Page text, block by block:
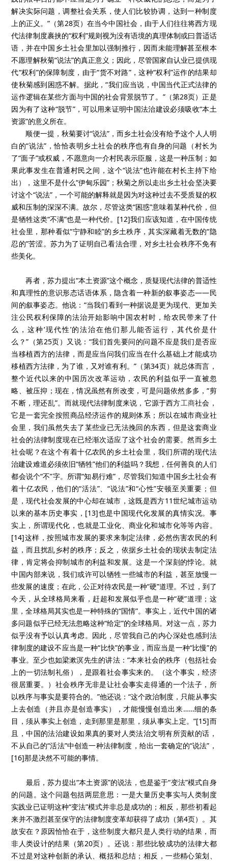
解决实际问题，调整社会关系，使人们比较协调，达到一种制度
上的正义。”（第28页）在当今中国社会，由于人们往往将西方现
代法律制度裹挟的“权利”规则视为没有语境的真理体制或曰普适话
语，并在中国乡土社会里加以强制推行，因而未能理解甚至根本
不愿理解秋菊“说法”的真正意义；因此，尽管国家自认业已提供现
代“权利”的保障制度，由于“货不对路”，这种“权利”运作的结果却
使秋菊感到困惑不解。据此，“我们应当说，中国当代正式法律的
运作逻辑在某些方面与中国的社会背景脱节了。”（第28页）正是
因为有了这种“脱节”，可以用来证明中国法治建设必须吸收“本土
资源”的意义所在。
顺便一提，秋菊要讨“说法”，而乡土社会没有给予这个人人明
白的“说法”，恰恰表明乡土社会的秩序也有自身的问题（村长为
了“面子”或权威，不愿意向一介村民表示臣服，这是一种压制；如
果此事发生在普通村民之间，这个“说法”也许能在村长主持下给
出），这里不是什么“伊甸乐园”；秋菊之所以走出乡土社会坚决要
讨这个“说法”，一个可能的解释就是因为对这种过去不受质疑的权
威和压制的深深不满。故尔，尽管这类“困惑”意味着某种代价，但
是牺牲这类“不满”也是一种代价。[12]我们应该知道，在中国传统
社会里，那种看似“宁静和睦”的乡土秩序，其实深藏着无数的“隐
忍的”苦涩。苏力为了证明自己看法合理，对乡土社会秩序不免有
些美化。
再者，苏力提出“本土资源”这个概念，质疑现代法律的普适性
和真理性的意识形态话语体系，隐含着一种新的叙事姿态——民
间的叙事姿态。他说：“当我们看到一种据说是更为现代、更加关
注公民权利保障的法治开始影响中国农村时，给农民带来了什
么，这种‘现代性’的法治在他们那儿能否运行，其代价是什
么？”（第25页）又说：“我们首先要问的问题不应是我们是否应
当移植西方的法律，而是应当问我们应当在什么基础上才能成功
移植西方法律，为了谁，又对谁有利。”（第34页）就总体而言，
整个近代以来的中国历次改革运动，农民的利益似乎一直被忽
略、被压抑；现在，情况虽然有所改变，可是问题依然多多，“剪
不断，理还乱”。而就现代法律制度来说，它源于西方工商社会，
它是一套完全按照商品经济运作的规则体系；所以在城市商业社
会里，我们虽然失去了某些业已无法挽回的东西，但是这套商业
社会的法律制度现在已经渐次适应了这个社会的需要。然而乡土
社会呢？在这个有着十亿农民的乡土社会里，我们所谓的现代法
治建设难道必须依旧“牺牲”他们的利益吗？我想，任何善良的人们
都会说个“不”字。所谓“知易行难”，尽管我们知道中国乡土社会有
着十亿农民，他们的“活法”、“说法”和“心性”安顿至关重要；但
是，现代社会发展的中心却在城市，这既是西方11世纪城市运动
以来的基本历史事实，[13]也是中国现代化发展的真情实况。事
实上，所谓现代化，也就是工业化、商业化和城市化等等内容。
[14]这样，按照城市发展的要求来制定法律，必然伤害农民的利
益，而且扰乱乡村的秩序；反之，依据乡土社会的现状去制定法
律，肯定将会抑制城市的利益和发展。这是一个深刻的悖论。就
中国内部来说，我们或许可以牺牲一些城市的利益，甚至放慢一
些发展的速度；在此，公正对待农民是一种“硬”道理。不过，到了
今天，从全球格局来看，赶超和发展似乎也是一种“硬”道理；这
里，全球格局其实也是一种特殊的“国情”。事实上，近代中国的诸
多问题似乎已经无法忽略这种“给定”的全球格局。对这一点，苏力
似乎没有予以认真考虑。因此，尽管我自己的内心深处也感到法
律制度的建设不应当是一种“比快”的事业，而应当是一种“比慢”的
事业。至少也如梁漱溟先生的讲法：“本来社会的秩序（包括社会
上的一切法制礼俗），是跟着社会事实来的。（这个事实，经济
很居重要。）社会秩序无非是让社会事实走得通的一个法子，所
以秩序与事实是要符合的。”他还说：“这个政治制度，只能从事实
上去创造（并且亦是创造事实），才能慢慢创造出来……细的条
目，须从事实上创造，走到那里是那里，须从事实上定。”[15]而
且，中国的法治建设如果真的要对人类法治文明有所贡献的话，
不从自己的“活法”中创造一种法律制度，给出一套确定的“说法”，
[16]那是决然不可能的事情。
最后，苏力提出“本土资源”的说法，也是鉴于“变法”模式自身
的问题。这个问题包括两层意思：一是大量历史事实与人类制度
实践业已证明这种“变法”模式并非总是成功的；相反，那些初看起
来并不激烈甚至保守的法律制度变革却获得了成功（第4页）。其
故安在？原因恰恰在于，这些制度大都只是人类行动的结果，而
非人类设计的结果（第20页）。还说：那些比较成功的法律大都
不过是对这种创新的承认、概括和总结；相反，一些精心策划、